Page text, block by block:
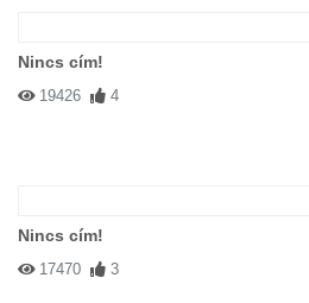
Nincs cím!
19426 4
Nincs cím!
17470 3